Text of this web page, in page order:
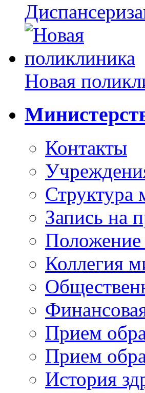
Новая
Контакты
Структура
Запись на
Положение
Коллегия
Прием
Прием
История